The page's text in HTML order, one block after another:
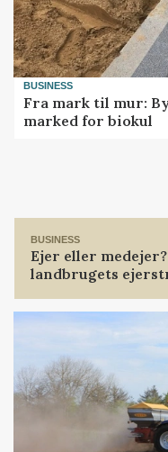
BUSINESS
Fra mark til mur:
marked for biokul
BUSINESS
Ejer eller
landbrugets